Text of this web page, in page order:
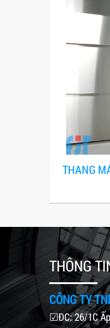
THANG
THÔNG
CÔNG TY
☑ĐC: 26/1C